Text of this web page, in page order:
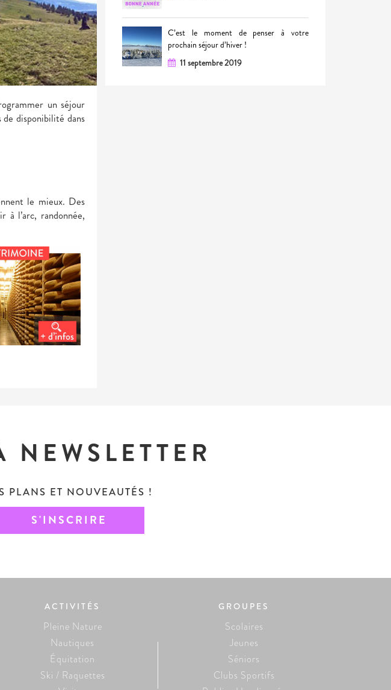
un séjour
de disponibilité dans
le mieux. Des
l’arc, randonnée,
C’est le moment de penser à votre
prochain séjour d’hiver !
11 septembre 2019
NEWSLETTER
PLANS ET NOUVEAUTÉS !
ACTIVITÉS
Pleine Nature
Nautiques
Équitation
Ski / Raquettes
GROUPES
Scolaires
Jeunes
Séniors
Clubs Sportifs